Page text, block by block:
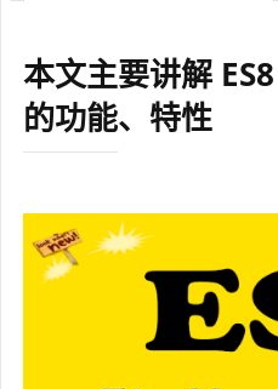
本文主要讲解
的功能、特性